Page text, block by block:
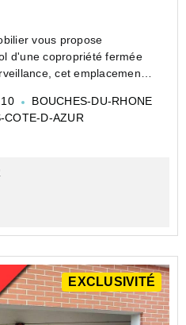
vous propose
d'une copropriété fermée
cet emplacement
une oppo...
BOUCHES-DU-RHONE
COTE-D-AZUR
EXCLUSIVITÉ